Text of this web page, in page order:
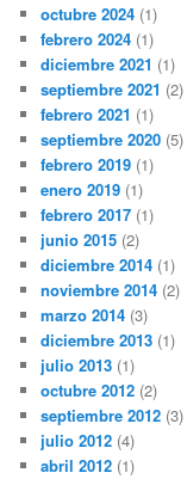
octubre 2024 (1)
febrero 2024 (1)
diciembre 2021 (1)
septiembre 2021 (2)
febrero 2021 (1)
septiembre 2020 (5)
febrero 2019 (1)
enero 2019 (1)
febrero 2017 (1)
junio 2015 (2)
diciembre 2014 (1)
noviembre 2014 (2)
marzo 2014 (3)
diciembre 2013 (1)
julio 2013 (1)
octubre 2012 (2)
septiembre 2012 (3)
julio 2012 (4)
abril 2012 (1)